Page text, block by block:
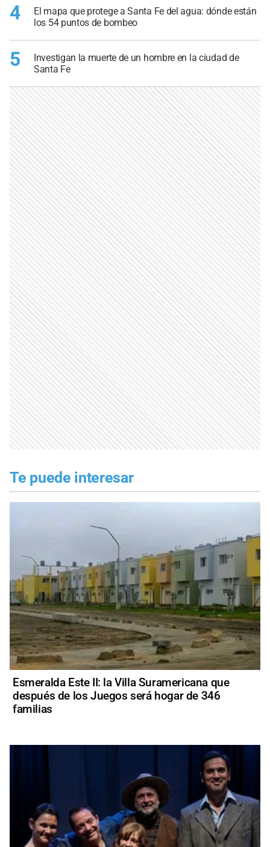
4
El mapa que protege a Santa Fe del agua: dónde están
los 54 puntos de bombeo
5
Investigan la muerte de un hombre en la ciudad de
Santa Fe
Te puede interesar
Esmeralda Este II: la Villa Suramericana que
después de los Juegos será hogar de 346
familias